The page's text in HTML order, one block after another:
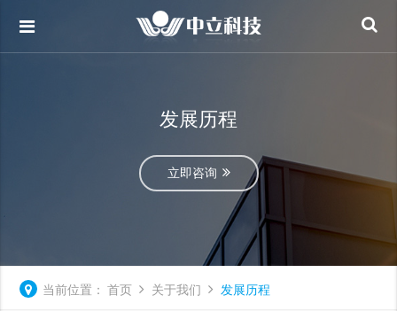
发展历程
立即咨询
当前位置： 首页 关于我们 发展历程